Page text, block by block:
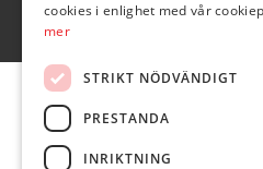
cookies i enlighet med vår
mer
STRIKT NÖDVÄNDIGT
PRESTANDA
INRIKTNING